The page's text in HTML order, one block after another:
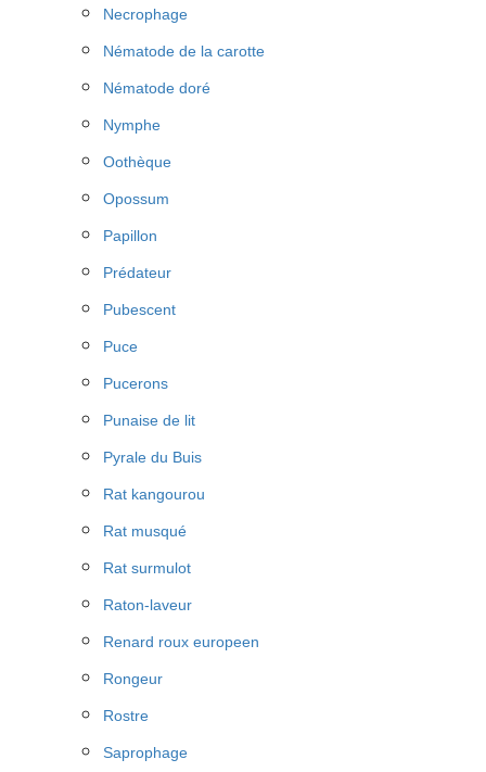
Necrophage
Nématode de la carotte
Nématode doré
Nymphe
Oothèque
Opossum
Papillon
Prédateur
Pubescent
Puce
Pucerons
Punaise de lit
Pyrale du Buis
Rat kangourou
Rat musqué
Rat surmulot
Raton-laveur
Renard roux europeen
Rongeur
Rostre
Saprophage